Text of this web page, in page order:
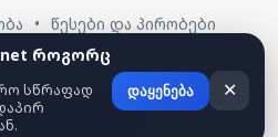
• წესები და პირობები
ყველა უფლება დაცულია.
როგორც
სწრაფად
დაყენება ✕